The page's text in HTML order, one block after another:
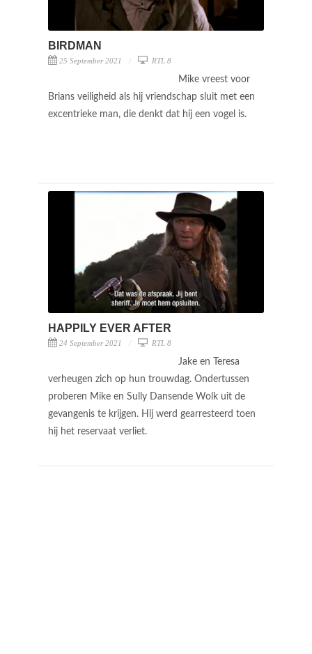
BIRDMAN
25 September 2021 RTL 8
Mike vreest voor
Brians veiligheid als hij vriendschap sluit met een
excentrieke man, die denkt dat hij een vogel is.
HAPPILY EVER AFTER
24 September 2021 RTL 8
Jake en Teresa
verheugen zich op hun trouwdag. Ondertussen
proberen Mike en Sully Dansende Wolk uit de
gevangenis te krijgen. Hij werd gearresteerd toen
hij het reservaat verliet.